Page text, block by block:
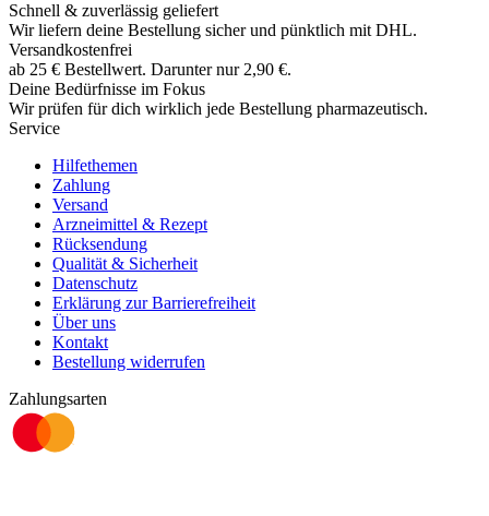
Schnell & zuverlässig geliefert
Wir liefern deine Bestellung sicher und pünktlich mit DHL.
Versandkostenfrei
ab 25 € Bestellwert. Darunter nur 2,90 €.
Deine Bedürfnisse im Fokus
Wir prüfen für dich wirklich jede Bestellung pharmazeutisch.
Service
Hilfethemen
Zahlung
Versand
Arzneimittel & Rezept
Rücksendung
Qualität & Sicherheit
Datenschutz
Erklärung zur Barrierefreiheit
Über uns
Kontakt
Bestellung widerrufen
Zahlungsarten